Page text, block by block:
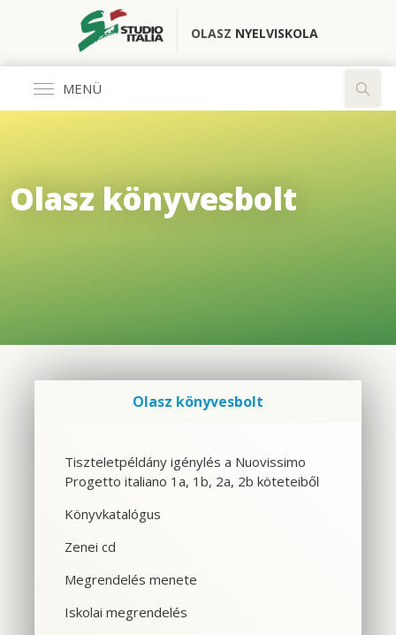
OLASZ NYELVISKOLA
MENÜ
CSOPORTOS NYELVTANFOLYAM
SPANYOL TANFOLYAM OLASZOSOKNAK
Olasz könyvesbolt
Olasz könyvesbolt
Tiszteletpéldány igénylés a Nuovissimo
Progetto italiano 1a, 1b, 2a, 2b köteteiből
Könyvkatalógus
Zenei cd
Megrendelés menete
Iskolai megrendelés